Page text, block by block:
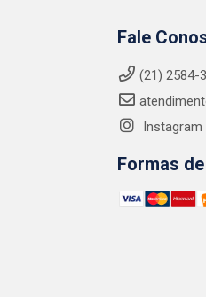
Fale
(21) 2584-
Instagram
Formas